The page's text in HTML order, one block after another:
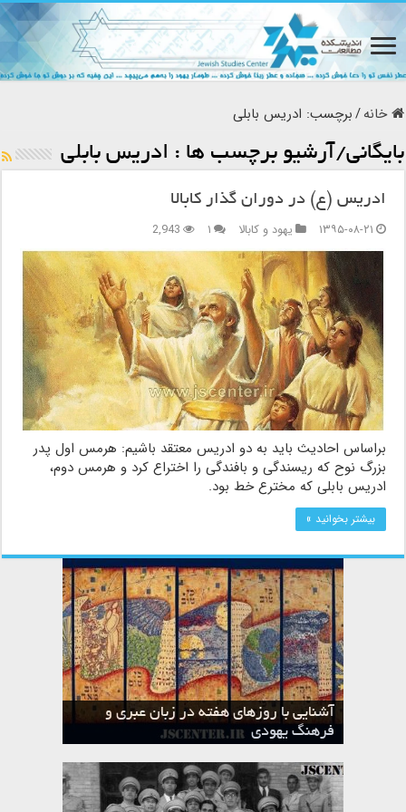
خانه/برچسب: ادریس بابلی
بایگانی/آرشیو برچسب ها : ادریس بابلی
ادریس (ع) در دوران گذار کابالا
۱۳۹۵-۰۸-۲۱
یهود و کابالا ۱ 2,943
براساس احادیث باید به دو ادریس معتقد باشیم: هرمس اول پدر
بزرگ نوح که ریسندگی و بافندگی را اختراع کرد و هرمس دوم،
ادریس بابلی که مخترع خط بود.
بیشتر بخوانید »
آشنایی با روزهای هفته در زبان عبری و
فرهنگ یهودی
ماه نیسان در تقویم عبری و میراث یهود
تقویم عبری
ماه شواط در تقویم عبری و میراث یهود
ماه طوت در تقویم عبری و میراث یهود
ماه حشوان در تقویم عبری و میراث یهود
ماه تیشری در تقویم عبری و میراث یهود
ماه الول در تقویم عبری و میراث یهود